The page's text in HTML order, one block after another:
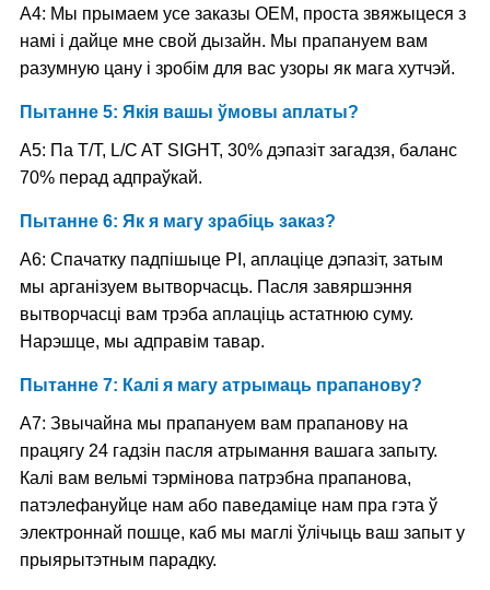
A4: Мы прымаем усе заказы OEM, проста звяжыцеся з
намі і дайце мне свой дызайн. Мы прапануем вам
разумную цану і зробім для вас узоры як мага хутчэй.
Пытанне 5: Якія вашы ўмовы аплаты?
A5: Па T/T, L/C AT SIGHT, 30% дэпазіт загадзя, баланс
70% перад адпраўкай.
Пытанне 6: Як я магу зрабіць заказ?
A6: Спачатку падпішыце PI, аплаціце дэпазіт, затым
мы арганізуем вытворчасць. Пасля завяршэння
вытворчасці вам трэба аплаціць астатнюю суму.
Нарэшце, мы адправім тавар.
Пытанне 7: Калі я магу атрымаць прапанову?
A7: Звычайна мы прапануем вам прапанову на
працягу 24 гадзін пасля атрымання вашага запыту.
Калі вам вельмі тэрмінова патрэбна прапанова,
патэлефануйце нам або паведаміце нам пра гэта ў
электроннай пошце, каб мы маглі ўлічыць ваш запыт у
прыярытэтным парадку.